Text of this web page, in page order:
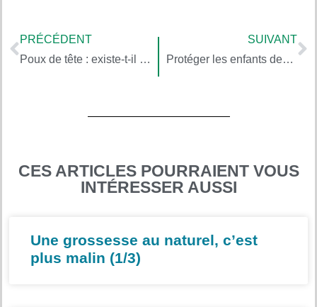
PRÉCÉDENT
Poux de tête : existe-t-il des alternatives naturelles aux shampoing contenant des pesticides ?
SUIVANT
Protéger les enfants des pollutions du dehors, avec le chercheur Rémy Slama (4/5)
CES ARTICLES POURRAIENT VOUS
INTÉRESSER AUSSI
Une grossesse au naturel, c’est
plus malin (1/3)